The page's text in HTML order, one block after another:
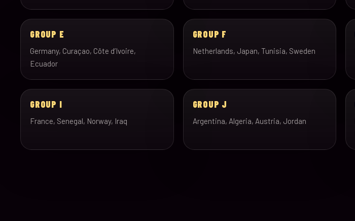
GROUP E
Germany, Curaçao, Côte d’Ivoire,
Ecuador
GROUP F
Netherlands, Japan, Tunisia, Sweden
GROUP I
France, Senegal, Norway, Iraq
GROUP J
Argentina, Algeria, Austria, Jordan